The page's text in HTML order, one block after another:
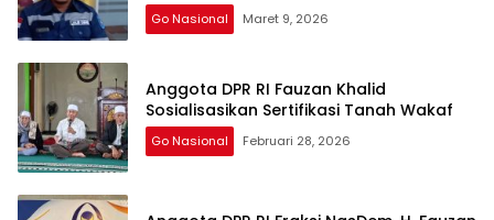
Go Nasional Maret 9, 2026
Anggota DPR RI Fauzan Khalid
Sosialisasikan Sertifikasi Tanah Wakaf
Go Nasional Februari 28, 2026